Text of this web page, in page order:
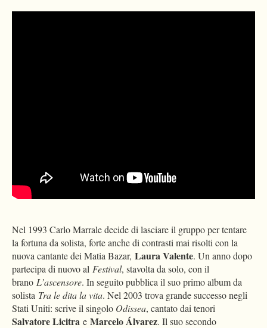
Nel 1993 Carlo Marrale decide di lasciare il gruppo per tentare
la fortuna da solista, forte anche di contrasti mai risolti con la
nuova cantante dei Matia Bazar, Laura Valente. Un anno dopo
partecipa di nuovo al Festival, stavolta da solo, con il
brano L’ascensore. In seguito pubblica il suo primo album da
solista Tra le dita la vita. Nel 2003 trova grande successo negli
Stati Uniti: scrive il singolo Odissea, cantato dai tenori
Salvatore Licitra e Marcelo Álvarez. Il suo secondo